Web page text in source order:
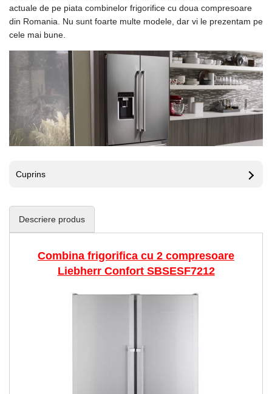
actuale de pe piata combinelor frigorifice cu doua compresoare
din Romania. Nu sunt foarte multe modele, dar vi le prezentam pe
cele mai bune.
Cuprins
Descriere produs
Combina frigorifica cu 2 compresoare
Liebherr Confort SBSESF7212